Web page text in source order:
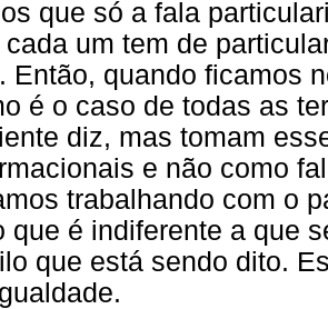
que só a fala
cada um tem de
Então, quando ficamos
é o caso de todas as
diz, mas tomam
e não como
trabalhando com o
que é indiferente a que
que está sendo dito.